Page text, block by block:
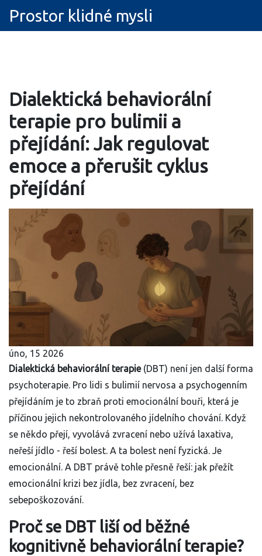
Prostor klidné mysli
Dialektická behaviorální
terapie pro bulimii a
přejídání: Jak regulovat
emoce a přerušit cyklus
přejídání
úno, 15 2026
Dialektická behaviorální terapie(DBT) není jen další forma
psychoterapie. Pro lidi s bulimií nervosa a psychogenním
přejídáním je to zbraň proti emocionální bouři, která je
příčinou jejich nekontrolovaného jídelního chování. Když
se někdo přejí, vyvolává zvracení nebo užívá laxativa,
neřeší jídlo - řeší bolest. A ta bolest není fyzická. Je
emocionální. A DBT právě tohle přesně řeší: jak přežít
emocionální krizi bez jídla, bez zvracení, bez
sebepoškozování.
Proč se DBT liší od běžné
kognitivně behaviorální terapie?